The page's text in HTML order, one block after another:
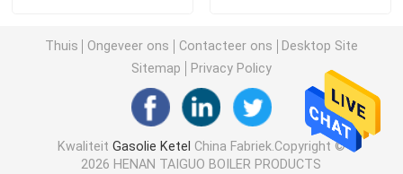
elektrische stoomketel
Concrete Autoclaaf
verticale stoomketel
Thuis Ongeveer ons Contacteer ons
Desktop Site
Sitemap
Privacy Policy
Kwaliteit Gasolie Ketel China Fabriek.Copyright ©
2026 HENAN TAIGUO BOILER PRODUCTS